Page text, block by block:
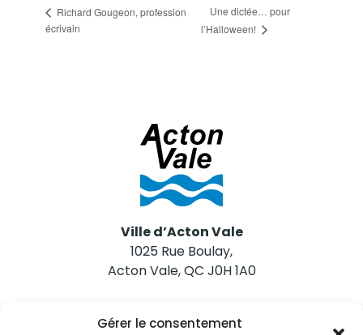
Gérer le consentement
Richard Gougeon, profession
écrivain
Une dictée… pour
l’Halloween!
Ville d’Acton Vale
1025 Rue Boulay,
Acton Vale, QC J0H 1A0
Nous joindre